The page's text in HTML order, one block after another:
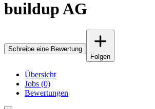
buildup AG
Schreibe eine Bewertung
Folgen
Übersicht
Jobs (0)
Bewertungen